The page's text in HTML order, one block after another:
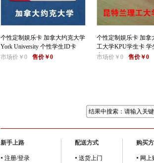
个性定制娱乐卡 加拿大约克大学
York University 个性学生ID卡
市场价￥0
售价￥0
个性定制娱乐卡 加拿
工大学KPU学生卡 学
卡
市场价￥0 售价￥0
新手上路
注册/登录
配送方式
送货上门
购买
网上